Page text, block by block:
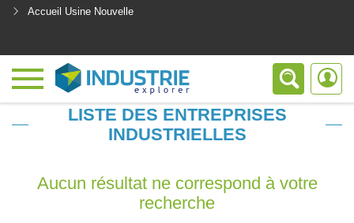
Accueil Usine Nouvelle
LISTE DES ENTREPRISES
INDUSTRIELLES
Aucun résultat ne correspond à votre
recherche